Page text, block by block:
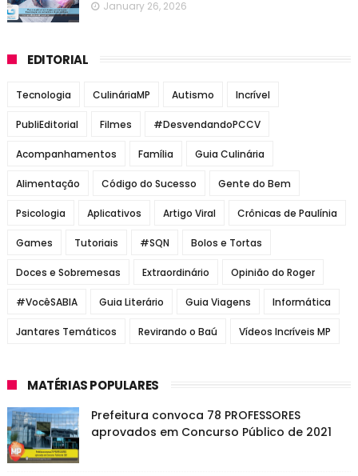
January 26, 2026
EDITORIAL
Tecnologia CulináriaMP Autismo Incrível
PubliEditorial Filmes #DesvendandoPCCV
Acompanhamentos Família Guia Culinária
Alimentação Código do Sucesso Gente do Bem
Psicologia Aplicativos Artigo Viral Crônicas de Paulínia
Games Tutoriais #SQN Bolos e Tortas
Doces e Sobremesas Extraordinário Opinião do Roger
#VocêSABIA Guia Literário Guia Viagens Informática
Jantares Temáticos Revirando o Baú Vídeos Incríveis MP
MATÉRIAS POPULARES
Prefeitura convoca 78 PROFESSORES
aprovados em Concurso Público de 2021